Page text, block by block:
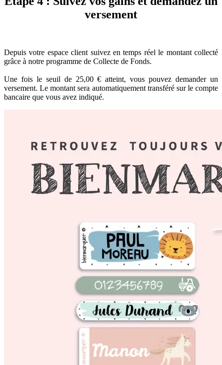
versement
Depuis votre espace client suivez en temps réel le montant collecté
grâce à notre programme de Collecte de Fonds.
Une fois le seuil de 25,00 € atteint, vous pouvez demander un
versement. Le montant sera automatiquement transféré sur le compte
bancaire que vous avez indiqué.